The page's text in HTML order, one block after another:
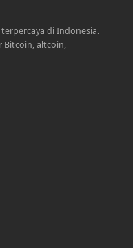
di Indonesia.
Bitcoin, altcoin,